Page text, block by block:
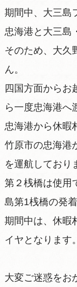
期間中、大三島
忠海港と大三島
そのため、大久
ん。
四国方面からお
ら一度忠海港へ
忠海港から休暇
竹原市の忠海港
を運航しており
第２桟橋は使用
島第1桟橋の発
期間中は、休暇
イヤとなります。
大変ご迷惑をお